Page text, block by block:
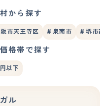
から探す
市天王寺区 # 泉南市 # 堺市西
格帯で探す
以下
ル